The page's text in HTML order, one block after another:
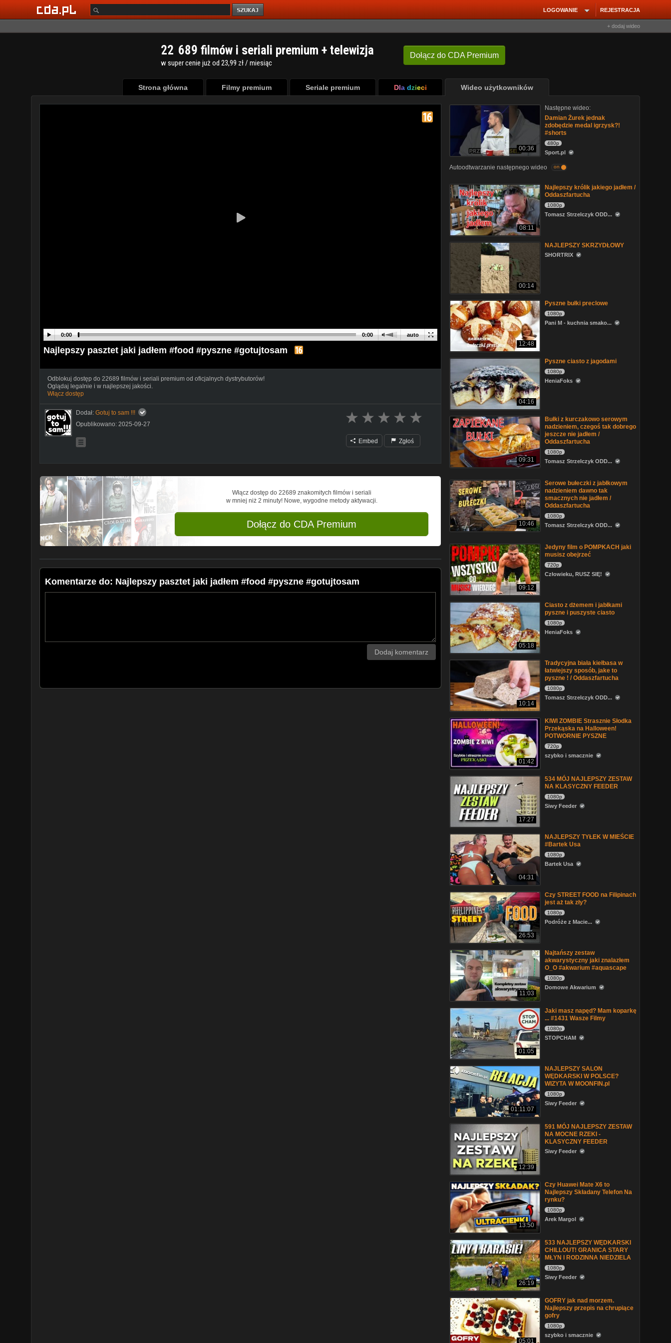
REJESTRACJA
LOGOWANIE
+ dodaj wideo
Dołącz do CDA Premium
22 689 filmów i seriali premium + telewizja
w super cenie już od 23,99 zł / miesiąc
Strona główna Filmy premium Seriale premium Dla dzieci Wideo użytkowników
auto
0:00 0:00
Najlepszy pasztet jaki jadłem #food #pyszne #gotujtosam
Odblokuj dostęp do 22689 filmów i seriali premium od oficjalnych dystrybutorów!
Oglądaj legalnie i w najlepszej jakości.
Włącz dostęp
Dodał: Gotuj to sam !!!
Opublikowano: 2025-09-27
Embed Zgłoś
Włącz dostęp do 22689 znakomitych filmów i seriali
w mniej niż 2 minuty! Nowe, wygodne metody aktywacji.
Dołącz do CDA Premium
Komentarze do: Najlepszy pasztet jaki jadłem #food #pyszne #gotujtosam
Dodaj komentarz
00:36
Następne wideo:
Damian Żurek jednak
zdobędzie medal igrzysk?!
#shorts
480p
Sport.pl
Autoodtwarzanie następnego wideo on
08:11
Najlepszy królik jakiego jadłem /
Oddaszfartucha
1080p
Tomasz Strzelczyk ODD...
00:14
NAJLEPSZY SKRZYDŁOWY
SHORTRIX
12:48
Pyszne bułki preclowe
1080p
Pani M - kuchnia smako...
04:16
Pyszne ciasto z jagodami
1080p
HeniaFoks
09:31
Bułki z kurczakowo serowym
nadzieniem, czegoś tak dobrego
jeszcze nie jadłem /
Oddaszfartucha
1080p
Tomasz Strzelczyk ODD...
10:46
Serowe bułeczki z jabłkowym
nadzieniem dawno tak
smacznych nie jadłem /
Oddaszfartucha
1080p
Tomasz Strzelczyk ODD...
09:12
Jedyny film o POMPKACH jaki
musisz obejrzeć
720p
Człowieku, RUSZ SIĘ!
05:18
Ciasto z dżemem i jabłkami
pyszne i puszyste ciasto
1080p
HeniaFoks
10:14
Tradycyjna biała kiełbasa w
łatwiejszy sposób, jake to
pyszne ! / Oddaszfartucha
1080p
Tomasz Strzelczyk ODD...
01:42
KIWI ZOMBIE Strasznie Słodka
Przekąska na Halloween!
POTWORNIE PYSZNE
720p
szybko i smacznie
17:27
534 MÓJ NAJLEPSZY ZESTAW
NA KLASYCZNY FEEDER
1080p
Siwy Feeder
04:31
NAJLEPSZY TYŁEK W MIEŚCIE
#Bartek Usa
1080p
Bartek Usa
26:53
Czy STREET FOOD na Filipinach
jest aż tak zły?
1080p
Podróże z Macie...
11:03
Najtańszy zestaw
akwarystyczny jaki znalazłem
O_O #akwarium #aquascape
1080p
Domowe Akwarium
01:05
Jaki masz napęd? Mam koparkę
... #1431 Wasze Filmy
1080p
STOPCHAM
01:11:07
NAJLEPSZY SALON
WĘDKARSKI W POLSCE?
WIZYTA W MOONFIN.pl
1080p
Siwy Feeder
12:39
591 MÓJ NAJLEPSZY ZESTAW
NA MOCNE RZEKI -
KLASYCZNY FEEDER
Siwy Feeder
13:50
Czy Huawei Mate X6 to
Najlepszy Składany Telefon Na
rynku?
1080p
Arek Margol
26:19
533 NAJLEPSZY WĘDKARSKI
CHILLOUT! GRANICA STARY
MŁYN I RODZINNA NIEDZIELA
1080p
Siwy Feeder
05:01
GOFRY jak nad morzem.
Najlepszy przepis na chrupiące
gofry
1080p
szybko i smacznie